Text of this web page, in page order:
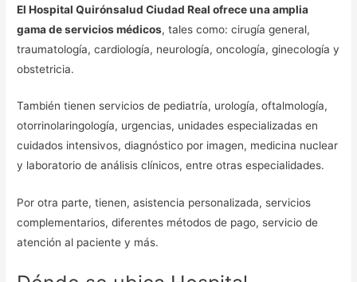
El Hospital Quirónsalud Ciudad Real ofrece una amplia
gama de servicios médicos, tales como: cirugía general,
traumatología, cardiología, neurología, oncología, ginecología y
obstetricia.
También tienen servicios de pediatría, urología, oftalmología,
otorrinolaringología, urgencias, unidades especializadas en
cuidados intensivos, diagnóstico por imagen, medicina nuclear
y laboratorio de análisis clínicos, entre otras especialidades.
Por otra parte, tienen, asistencia personalizada, servicios
complementarios, diferentes métodos de pago, servicio de
atención al paciente y más.